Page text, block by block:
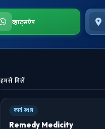
व्हाट्सऐप
हमसे मिलें
कार्य स्थल
Remedy Medicity